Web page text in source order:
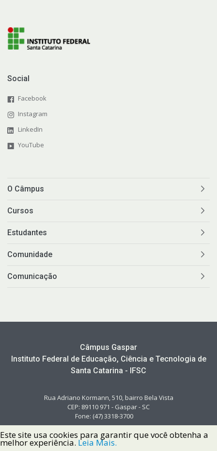
Social
Facebook
Instagram
LinkedIn
YouTube
O Câmpus
Cursos
Estudantes
Comunidade
Comunicação
Câmpus Gaspar
Instituto Federal de Educação, Ciência e Tecnologia de
Santa Catarina - IFSC
Rua Adriano Kormann, 510, bairro Bela Vista
CEP: 89110 971 - Gaspar - SC
Fone: (47) 3318-3700
Este site usa cookies para garantir que você obtenha a
melhor experiência. Leia Mais.